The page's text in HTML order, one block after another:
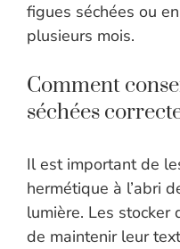
figues séchées ou
plusieurs mois.
Comment
séchées
Il est important de
hermétique à l’abri
lumière. Les stocker
de maintenir leur